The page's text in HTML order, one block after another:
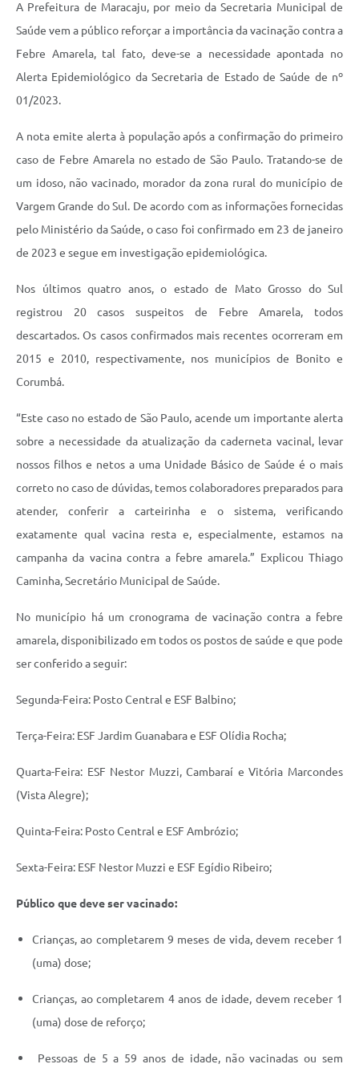
Downloads
Telefones Úteis
A Prefeitura de Maracaju, por meio da Secretaria Municipal de
Saúde vem a público reforçar a importância da vacinação contra a
Febre Amarela, tal fato, deve-se a necessidade apontada no
Alerta Epidemiológico da Secretaria de Estado de Saúde de nº
01/2023.
A nota emite alerta à população após a confirmação do primeiro
caso de Febre Amarela no estado de São Paulo. Tratando-se de
um idoso, não vacinado, morador da zona rural do município de
Vargem Grande do Sul. De acordo com as informações fornecidas
pelo Ministério da Saúde, o caso foi confirmado em 23 de janeiro
de 2023 e segue em investigação epidemiológica.
Nos últimos quatro anos, o estado de Mato Grosso do Sul
registrou 20 casos suspeitos de Febre Amarela, todos
descartados. Os casos confirmados mais recentes ocorreram em
2015 e 2010, respectivamente, nos municípios de Bonito e
Corumbá.
“Este caso no estado de São Paulo, acende um importante alerta
sobre a necessidade da atualização da caderneta vacinal, levar
nossos filhos e netos a uma Unidade Básico de Saúde é o mais
correto no caso de dúvidas, temos colaboradores preparados para
atender, conferir a carteirinha e o sistema, verificando
exatamente qual vacina resta e, especialmente, estamos na
campanha da vacina contra a febre amarela.” Explicou Thiago
Caminha, Secretário Municipal de Saúde.
No município há um cronograma de vacinação contra a febre
amarela, disponibilizado em todos os postos de saúde e que pode
ser conferido a seguir:
Segunda-Feira: Posto Central e ESF Balbino;
Terça-Feira: ESF Jardim Guanabara e ESF Olídia Rocha;
Quarta-Feira: ESF Nestor Muzzi, Cambaraí e Vitória Marcondes
(Vista Alegre);
Quinta-Feira: Posto Central e ESF Ambrózio;
Sexta-Feira: ESF Nestor Muzzi e ESF Egídio Ribeiro;
Público que deve ser vacinado:
Crianças, ao completarem 9 meses de vida, devem receber 1
(uma) dose;
Crianças, ao completarem 4 anos de idade, devem receber 1
(uma) dose de reforço;
Pessoas de 5 a 59 anos de idade, não vacinadas ou sem